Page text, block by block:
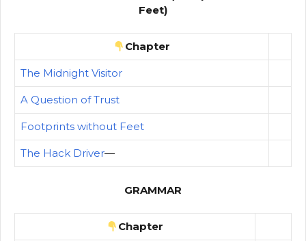
Feet)
Chapter
The Midnight Visitor
A Question of Trust
Footprints without Feet
The Hack Driver—
GRAMMAR
Chapter